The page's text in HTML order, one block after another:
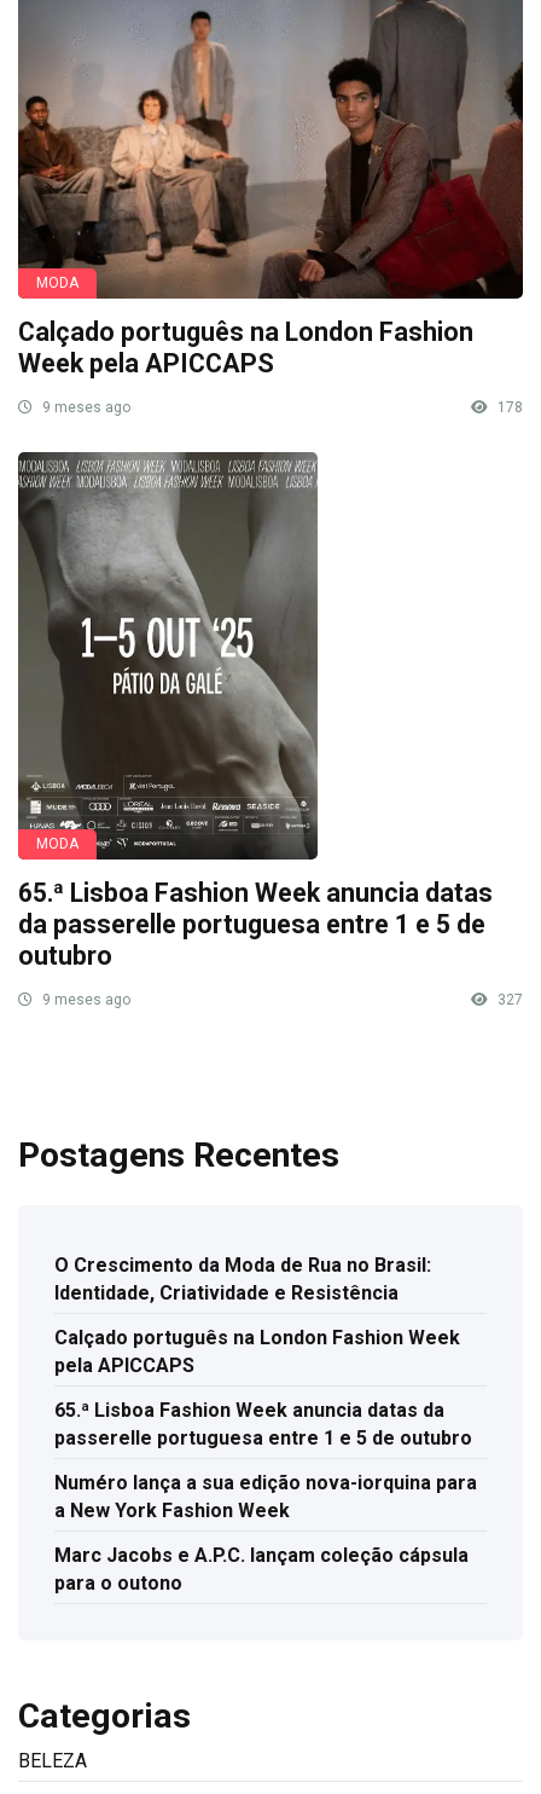
MODA
Calçado português na London Fashion
Week pela APICCAPS
9 meses ago 178
MODA
65.ª Lisboa Fashion Week anuncia datas
da passerelle portuguesa entre 1 e 5 de
outubro
9 meses ago 327
Postagens Recentes
O Crescimento da Moda de Rua no Brasil:
Identidade, Criatividade e Resistência
Calçado português na London Fashion Week
pela APICCAPS
65.ª Lisboa Fashion Week anuncia datas da
passerelle portuguesa entre 1 e 5 de outubro
Numéro lança a sua edição nova-iorquina para
a New York Fashion Week
Marc Jacobs e A.P.C. lançam coleção cápsula
para o outono
Categorias
BELEZA